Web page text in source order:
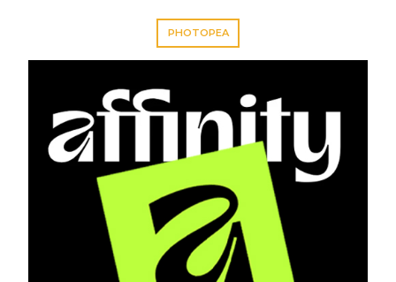
PHOTOPEA